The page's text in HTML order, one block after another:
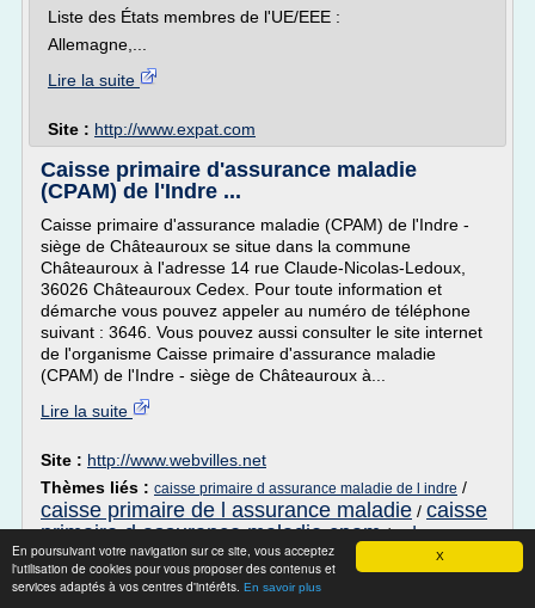
X
En poursuivant votre navigation sur ce site, vous acceptez
l'utilisation de cookies pour vous proposer des contenus et
services adaptés à vos centres d'intérêts. En savoir plus
Liste des États membres de l'UE/EEE :
Allemagne,...
Lire la suite
Site : http://www.expat.com
Caisse primaire d'assurance maladie
(CPAM) de l'Indre ...
Caisse primaire d'assurance maladie (CPAM) de l'Indre -
siège de Châteauroux se situe dans la commune
Châteauroux à l'adresse 14 rue Claude-Nicolas-Ledoux,
36026 Châteauroux Cedex. Pour toute information et
démarche vous pouvez appeler au numéro de téléphone
suivant : 3646. Vous pouvez aussi consulter le site internet
de l'organisme Caisse primaire d'assurance maladie
(CPAM) de l'Indre - siège de Châteauroux à...
Lire la suite
Site : http://www.webvilles.net
Thèmes liés : caisse primaire d assurance maladie de l indre /
caisse primaire de l assurance maladie / caisse
primaire d assurance maladie cpam/adresse
caisse primaire d assurance maladie
caisse primaire
assurance maladie indre